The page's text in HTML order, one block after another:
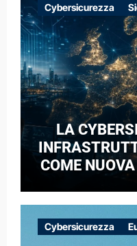
Cybersicurezza
LA
COME
CASO
EUROPEE
Cybersicurezza